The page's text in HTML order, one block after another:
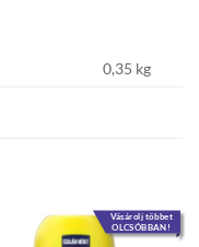
0,35 kg
Vásárolj többet
OLCSÓBBAN!